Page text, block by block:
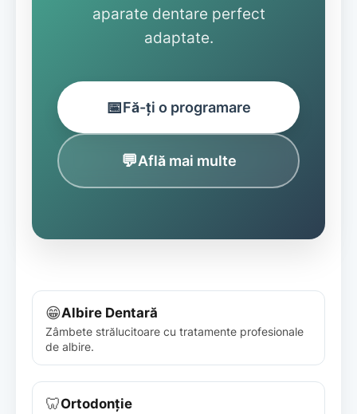
aparate dentare perfect
adaptate.
📅Fă-ți o programare
💬Află mai multe
😁Albire Dentară
Zâmbete strălucitoare cu tratamente profesionale
de albire.
🦷Ortodonție